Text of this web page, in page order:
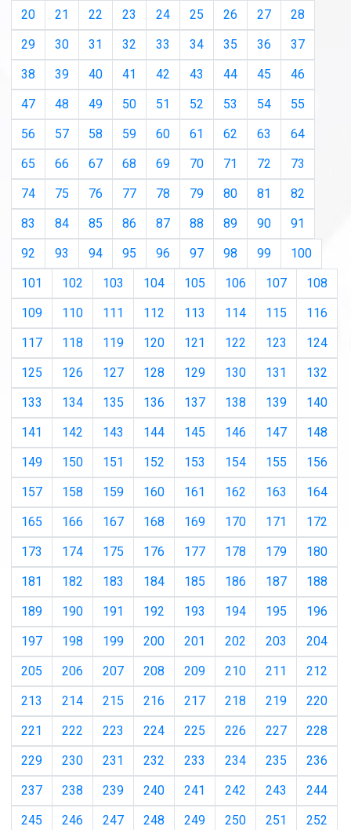
20
21 22 23 24 25 26 27
28
29
30 31 32 33 34 35 36
37
38
39 40 41 42 43 44 45
46
47
48 49 50 51 52 53 54
55
56
57 58 59 60 61 62 63
64
65
66 67 68 69 70 71 72
73
74
75 76 77 78 79 80 81
82
83
84 85 86 87 88 89 90
91
92
93 94 95 96 97 98 99
100
101
102 103 104 105 106 107
108
109
110 111 112 113 114 115
116
117
118 119 120 121 122 123
124
125
126 127 128 129 130 131
132
133
134 135 136 137 138 139
140
141
142 143 144 145 146 147
148
149
150 151 152 153 154 155
156
157
158 159 160 161 162 163
164
165
166 167 168 169 170 171
172
173
174 175 176 177 178 179
180
181
182 183 184 185 186 187
188
189
190 191 192 193 194 195
196
197
198 199 200 201 202 203
204
205
206 207 208 209 210 211
212
213
214 215 216 217 218 219
220
221
222 223 224 225 226 227
228
229
230 231 232 233 234 235
236
237
238 239 240 241 242 243
244
245
246 247 248 249 250 251
252